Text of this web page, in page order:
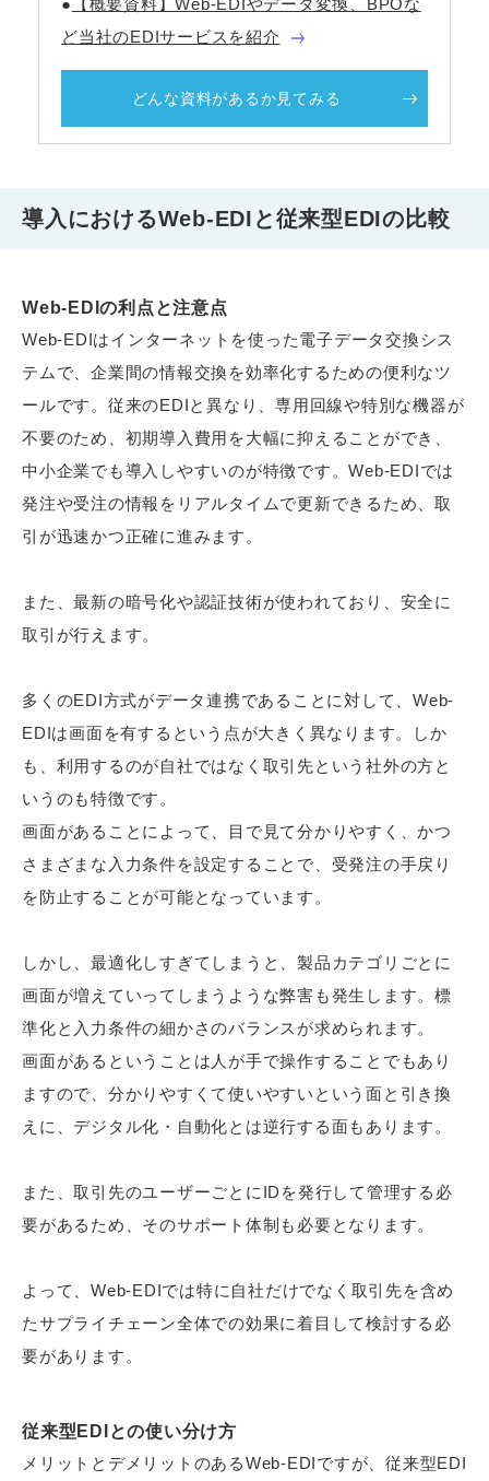
●
【概要資料】Web-EDIやデータ変換、BPOな
ど当社のEDIサービスを紹介
どんな資料があるか見てみる
導入におけるWeb-EDIと従来型EDIの比較
Web-EDIの利点と注意点
Web-EDIはインターネットを使った電子データ交換シス
テムで、企業間の情報交換を効率化するための便利なツ
ールです。従来のEDIと異なり、専用回線や特別な機器が
不要のため、初期導入費用を大幅に抑えることができ、
中小企業でも導入しやすいのが特徴です。Web-EDIでは
発注や受注の情報をリアルタイムで更新できるため、取
引が迅速かつ正確に進みます。
また、最新の暗号化や認証技術が使われており、安全に
取引が行えます。
多くのEDI方式がデータ連携であることに対して、Web-
EDIは画面を有するという点が大きく異なります。しか
も、利用するのが自社ではなく取引先という社外の方と
いうのも特徴です。
画面があることによって、目で見て分かりやすく、かつ
さまざまな入力条件を設定することで、受発注の手戻り
を防止することが可能となっています。
しかし、最適化しすぎてしまうと、製品カテゴリごとに
画面が増えていってしまうような弊害も発生します。標
準化と入力条件の細かさのバランスが求められます。
画面があるということは人が手で操作することでもあり
ますので、分かりやすくて使いやすいという面と引き換
えに、デジタル化・自動化とは逆行する面もあります。
また、取引先のユーザーごとにIDを発行して管理する必
要があるため、そのサポート体制も必要となります。
よって、Web-EDIでは特に自社だけでなく取引先を含め
たサプライチェーン全体での効果に着目して検討する必
要があります。
従来型EDIとの使い分け方
メリットとデメリットのあるWeb-EDIですが、従来型EDI